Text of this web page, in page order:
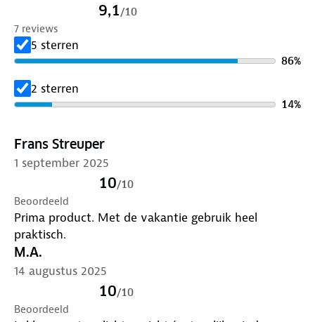
Of je nu een weekendje weg gaat of een langere reis
plant, de ANWB opvouwbare weekendtas is een
betrouwbare metgezel. Altijd klaar voor avontuur,
9,1/10
7 reviews
5 sterren
86%
2 sterren
14%
Frans Streuper
1 september 2025
10/10
Beoordeeld
Prima product. Met de vakantie gebruik heel
praktisch.
M.A.
14 augustus 2025
10/10
Beoordeeld